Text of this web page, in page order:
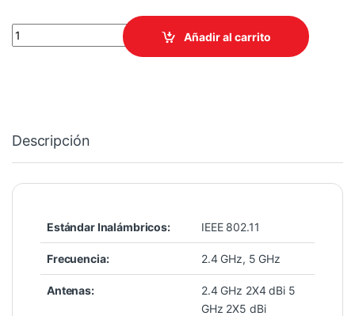
ACCESS POINT TPLINK EAP650 AX3000 WIFI6 INTERIOR
Añadir al carrito
Descripción
Estándar Inalámbricos: IEEE 802.11
Frecuencia: 2.4 GHz, 5 GHz
Antenas:
2.4 GHz 2X4 dBi 5
GHz 2X5 dBi